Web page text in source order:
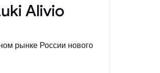
Alivio
рынке России нового